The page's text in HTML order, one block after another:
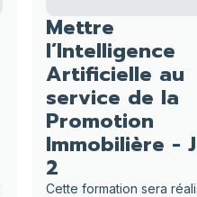
Mettre
l’Intelligence
Artificielle au
service de la
Promotion
Immobilière -
2
Cette formation sera